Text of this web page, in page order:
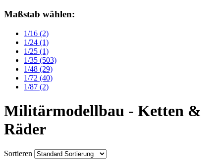
Maßstab wählen:
1/16 (2)
1/24 (1)
1/25 (1)
1/35 (503)
1/48 (29)
1/72 (40)
1/87 (2)
Militärmodellbau - Ketten &
Räder
Sortieren